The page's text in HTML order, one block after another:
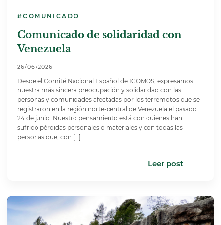
#COMUNICADO
Comunicado de solidaridad con
Venezuela
26/06/2026
Desde el Comité Nacional Español de ICOMOS, expresamos
nuestra más sincera preocupación y solidaridad con las
personas y comunidades afectadas por los terremotos que se
registraron en la región norte-central de Venezuela el pasado
24 de junio. Nuestro pensamiento está con quienes han
sufrido pérdidas personales o materiales y con todas las
personas que, con […]
Leer post